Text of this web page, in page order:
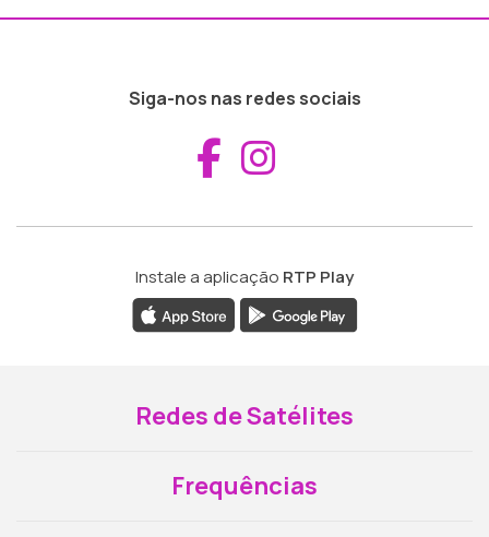
Siga-nos nas redes sociais
Aceder ao
Instale a aplicação RTP Play
Redes de Satélites
Frequências